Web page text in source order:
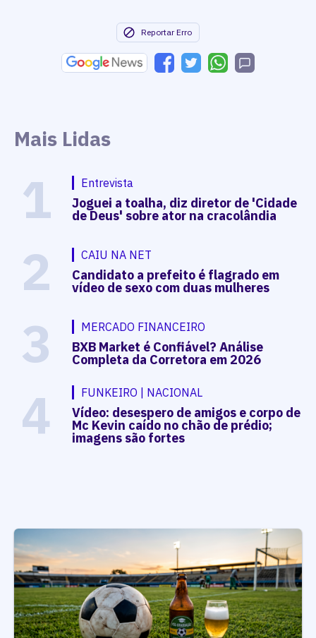
Reportar Erro
Mais Lidas
1 Entrevista
Joguei a toalha, diz diretor de 'Cidade
de Deus' sobre ator na cracolândia
2 CAIU NA NET
Candidato a prefeito é flagrado em
vídeo de sexo com duas mulheres
3 MERCADO FINANCEIRO
BXB Market é Confiável? Análise
Completa da Corretora em 2026
4 FUNKEIRO | NACIONAL
Vídeo: desespero de amigos e corpo de
Mc Kevin caído no chão de prédio;
imagens são fortes